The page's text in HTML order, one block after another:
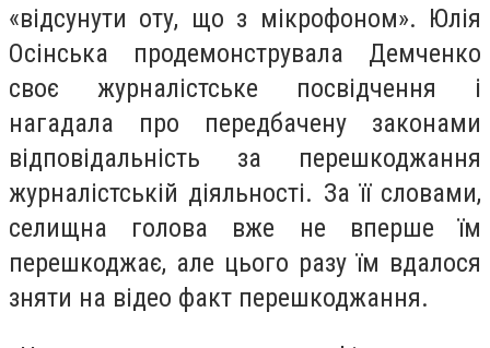
«відсунути оту, що з мікрофоном». Юлія
Осінська продемонструвала Демченко
своє журналістське посвідчення і
нагадала про передбачену законами
відповідальність за перешкоджання
журналістській діяльності. За її словами,
селищна голова вже не вперше їм
перешкоджає, але цього разу їм вдалося
зняти на відео факт перешкоджання.